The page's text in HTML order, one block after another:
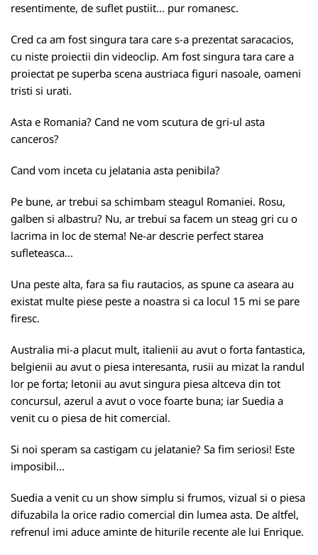
resentimente, de suflet pustiit... pur romanesc.
Cred ca am fost singura tara care s-a prezentat saracacios,
cu niste proiectii din videoclip. Am fost singura tara care a
proiectat pe superba scena austriaca figuri nasoale, oameni
tristi si urati.
Asta e Romania? Cand ne vom scutura de gri-ul asta
canceros?
Cand vom inceta cu jelatania asta penibila?
Pe bune, ar trebui sa schimbam steagul Romaniei. Rosu,
galben si albastru? Nu, ar trebui sa facem un steag gri cu o
lacrima in loc de stema! Ne-ar descrie perfect starea
sufleteasca...
Una peste alta, fara sa fiu rautacios, as spune ca aseara au
existat multe piese peste a noastra si ca locul 15 mi se pare
firesc.
Australia mi-a placut mult, italienii au avut o forta fantastica,
belgienii au avut o piesa interesanta, rusii au mizat la randul
lor pe forta; letonii au avut singura piesa altceva din tot
concursul, azerul a avut o voce foarte buna; iar Suedia a
venit cu o piesa de hit comercial.
Si noi speram sa castigam cu jelatanie? Sa fim seriosi! Este
imposibil...
Suedia a venit cu un show simplu si frumos, vizual si o piesa
difuzabila la orice radio comercial din lumea asta. De altfel,
refrenul imi aduce aminte de hiturile recente ale lui Enrique.